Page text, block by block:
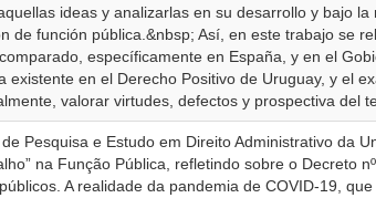
ideas y analizarlas en su desarrollo y bajo
de función pública.&nbsp; Así, en este trabajo se
específicamente en España, y en el
existente en el Derecho Positivo de Uruguay, y el
valorar virtudes, defectos y prospectiva del
Pesquisa e Estudo em Direito Administrativo da
na Função Pública, refletindo sobre o Decreto
A realidade da pandemia de COVID-19,